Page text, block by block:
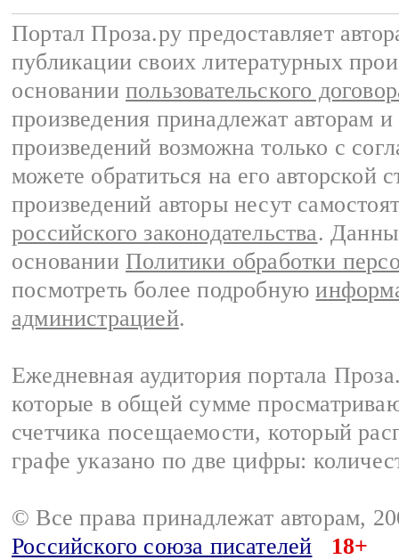
Портал Проза.ру предоставляет
публикации своих литературных
основании пользовательского
произведения принадлежат авторам
произведений возможна только с
можете обратиться на его авторской
произведений авторы несут
российского законодательства.
основании Политики обработки
посмотреть более подробную
администрацией.
Ежедневная аудитория портала
которые в общей сумме
счетчика посещаемости, который
графе указано по две цифры:
© Все права принадлежат авторам,
Российского союза писателей
18+